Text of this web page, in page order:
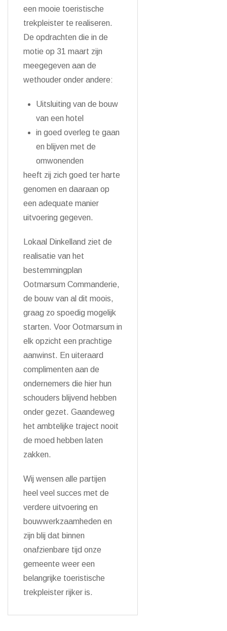
een mooie toeristische
trekpleister te realiseren.
De opdrachten die in de
motie op 31 maart zijn
meegegeven aan de
wethouder onder andere:
Uitsluiting van de bouw
van een hotel
in goed overleg te gaan
en blijven met de
omwonenden
heeft zij zich goed ter harte
genomen en daaraan op
een adequate manier
uitvoering gegeven.
Lokaal Dinkelland ziet de
realisatie van het
bestemmingplan
Ootmarsum Commanderie,
de bouw van al dit moois,
graag zo spoedig mogelijk
starten. Voor Ootmarsum in
elk opzicht een prachtige
aanwinst. En uiteraard
complimenten aan de
ondernemers die hier hun
schouders blijvend hebben
onder gezet. Gaandeweg
het ambtelijke traject nooit
de moed hebben laten
zakken.
Wij wensen alle partijen
heel veel succes met de
verdere uitvoering en
bouwwerkzaamheden en
zijn blij dat binnen
onafzienbare tijd onze
gemeente weer een
belangrijke toeristische
trekpleister rijker is.